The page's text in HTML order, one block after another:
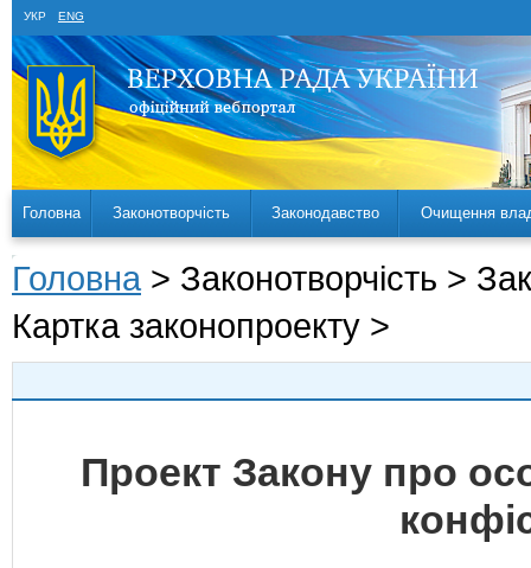
УКР ENG
Головна Законотворчість Законодавство Очищення
Головна > Законотворчість >
Картка законопроекту >
Проект Закону про